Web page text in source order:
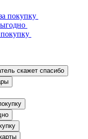
покупку
скажет спасибо